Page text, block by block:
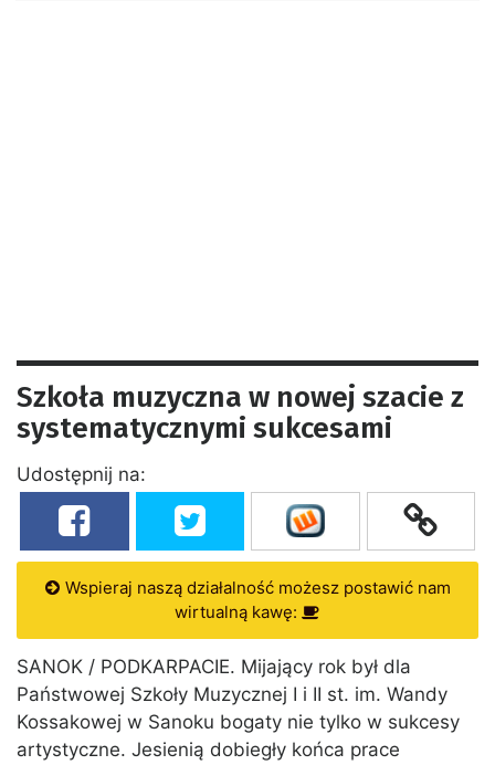
Szkoła muzyczna w nowej szacie z
systematycznymi sukcesami
Udostępnij na:
Wspieraj naszą działalność możesz postawić nam
wirtualną kawę:
SANOK / PODKARPACIE. Mijający rok był dla
Państwowej Szkoły Muzycznej I i II st. im. Wandy
Kossakowej w Sanoku bogaty nie tylko w sukcesy
artystyczne. Jesienią dobiegły końca prace